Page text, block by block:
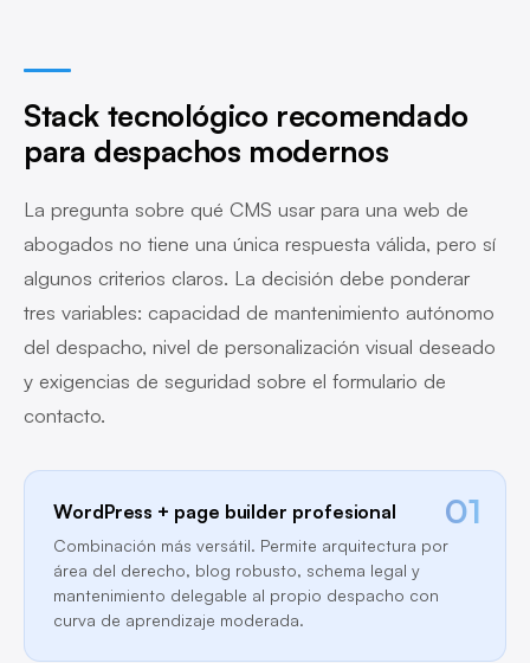
Stack tecnológico recomendado
para despachos modernos
La pregunta sobre qué CMS usar para una web de
abogados no tiene una única respuesta válida, pero sí
algunos criterios claros. La decisión debe ponderar
tres variables: capacidad de mantenimiento autónomo
del despacho, nivel de personalización visual deseado
y exigencias de seguridad sobre el formulario de
contacto.
01
WordPress + page builder profesional
Combinación más versátil. Permite arquitectura por
área del derecho, blog robusto, schema legal y
mantenimiento delegable al propio despacho con
curva de aprendizaje moderada.